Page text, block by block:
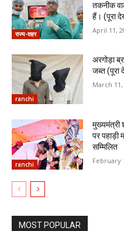
राज्य-शहर
तकनीक
हैं। (पूरा
April 11,
ranchi
अरगोड़ा
जब्त (पूरा
March 11,
ranchi
मुख्यमंत्री
पर पहाड़ी
सम्मिलित
February
MOST POPULAR